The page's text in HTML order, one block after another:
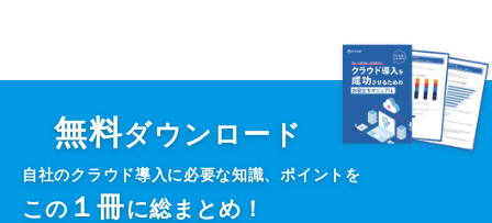
無料ダウンロード
自社のクラウド導入に必要な知識、ポイントを
この １冊に総まとめ！